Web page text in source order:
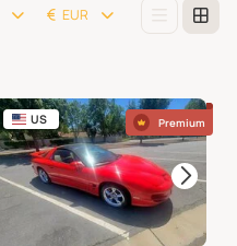
EUR
US Premium